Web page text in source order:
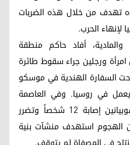
تهدف من خلال هذه الضربات
الحرب.
والمادية، أفاد حاكم منطقة
ورجلين جراء سقوط طائرة
السفارة الهندية في موسكو
في روسيا. وفي العاصمة
موسكو، أعلن العمدة سيرغي سوبيانين إصابة 12 شخصاً وتضرر
الهجوم استهدف منشآت بنية